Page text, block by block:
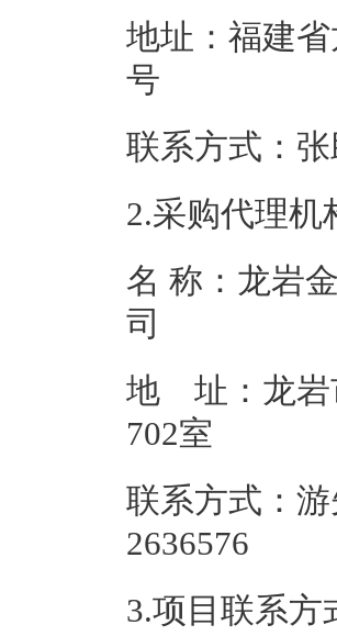
地址：福建
联系方式
2.采购代理机
名 称：龙岩
地 址：龙岩
联系方式：
3.项目联系方